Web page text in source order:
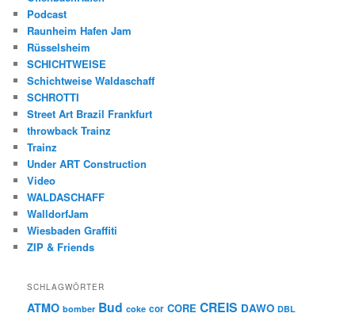
Podcast
Raunheim Hafen Jam
Rüsselsheim
SCHICHTWEISE
Schichtweise Waldaschaff
SCHROTTI
Street Art Brazil Frankfurt
throwback Trainz
Trainz
Under ART Construction
Video
WALDASCHAFF
WalldorfJam
Wiesbaden Graffiti
ZIP & Friends
SCHLAGWÖRTER
ATMO bomber Bud coke cor CORE CREIS DAWO DBL